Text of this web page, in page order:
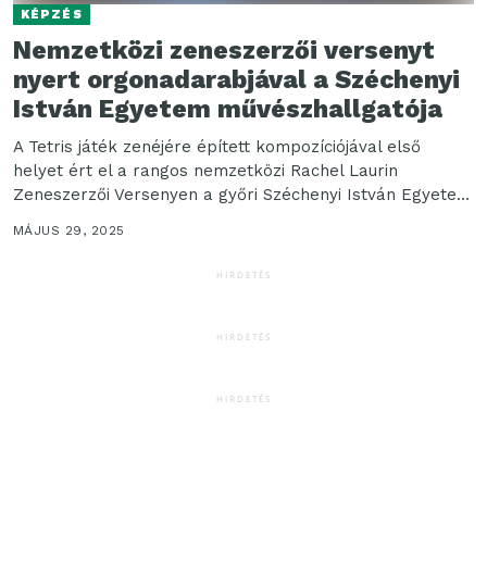
KÉPZÉS
Nemzetközi zeneszerzői versenyt
nyert orgonadarabjával a Széchenyi
István Egyetem művészhallgatója
A Tetris játék zenéjére épített kompozíciójával első
helyet ért el a rangos nemzetközi Rachel Laurin
Zeneszerzői Versenyen a győri Széchenyi István Egyetem
Művészeti...
MÁJUS 29, 2025
HIRDETÉS
HIRDETÉS
HIRDETÉS